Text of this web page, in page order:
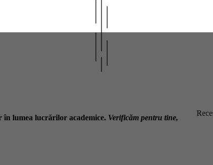
în lumea lucrărilor academice. Verificăm pentru tine,